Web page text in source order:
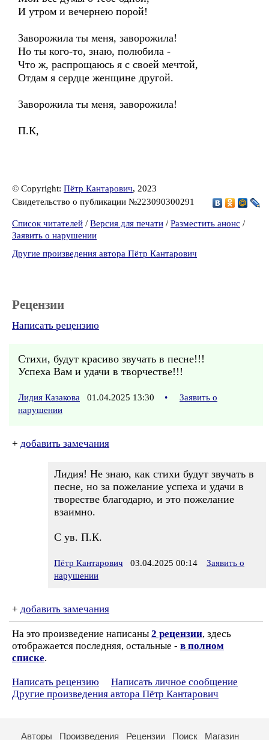
И утром и вечернею порой!
Заворожила ты меня, заворожила!
Но ты кого-то, знаю, полюбила -
Что ж, распрощаюсь я с своей мечтой,
Отдам я сердце женщине другой.
Заворожила ты меня, заворожила!
П.К,
© Copyright: Пётр Кантарович, 2023
Свидетельство о публикации №223090300291
Список читателей / Версия для печати / Разместить анонс /
Заявить о нарушении
Другие произведения автора Пётр Кантарович
Рецензии
Написать рецензию
Стихи, будут красиво звучать в песне!!!
Успеха Вам и удачи в творчестве!!!
Лидия Казакова 01.04.2025 13:30 •
Заявить о
нарушении
+ добавить замечания
Лидия! Не знаю, как стихи будут звучать в
песне, но за пожелание успеха и удачи в
творестве благодарю, и это пожелание
взаимно.
С ув. П.К.
Пётр Кантарович 03.04.2025 00:14
Заявить о
нарушении
+ добавить замечания
На это произведение написаны 2 рецензии, здесь
отображается последняя, остальные - в полном
списке.
Написать рецензию
Написать личное сообщение
Другие произведения автора Пётр Кантарович
Авторы Произведения Рецензии Поиск Магазин